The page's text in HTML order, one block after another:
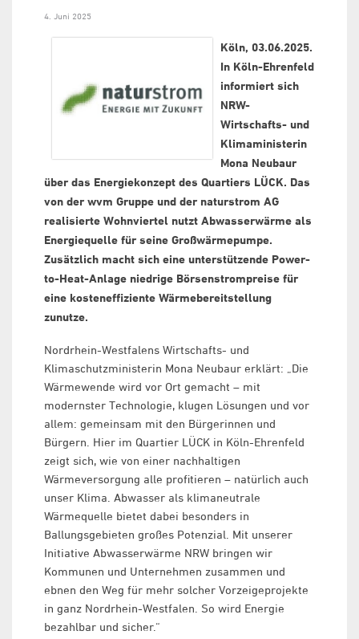
4. Juni 2025
Köln, 03.06.2025.
In Köln-Ehrenfeld
informiert sich
NRW-
Wirtschafts- und
Klimaministerin
Mona Neubaur
über das Energiekonzept des Quartiers LÜCK. Das
von der wvm Gruppe und der naturstrom AG
realisierte Wohnviertel nutzt Abwasserwärme als
Energiequelle für seine Großwärmepumpe.
Zusätzlich macht sich eine unterstützende Power-
to-Heat-Anlage niedrige Börsenstrompreise für
eine kosteneffiziente Wärmebereitstellung
zunutze.
Nordrhein-Westfalens Wirtschafts- und
Klimaschutzministerin Mona Neubaur erklärt: „Die
Wärmewende wird vor Ort gemacht – mit
modernster Technologie, klugen Lösungen und vor
allem: gemeinsam mit den Bürgerinnen und
Bürgern. Hier im Quartier LÜCK in Köln-Ehrenfeld
zeigt sich, wie von einer nachhaltigen
Wärmeversorgung alle profitieren – natürlich auch
unser Klima. Abwasser als klimaneutrale
Wärmequelle bietet dabei besonders in
Ballungsgebieten großes Potenzial. Mit unserer
Initiative Abwasserwärme NRW bringen wir
Kommunen und Unternehmen zusammen und
ebnen den Weg für mehr solcher Vorzeigeprojekte
in ganz Nordrhein-Westfalen. So wird Energie
bezahlbar und sicher.“